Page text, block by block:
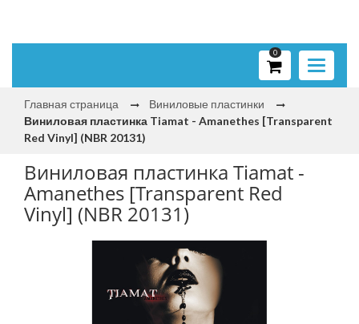
Toggle
0
Главная страница
Виниловые пластинки
Виниловая пластинка Tiamat - Amanethes [Transparent
Red Vinyl] (NBR 20131)
Виниловая пластинка Tiamat -
Amanethes [Transparent Red
Vinyl] (NBR 20131)